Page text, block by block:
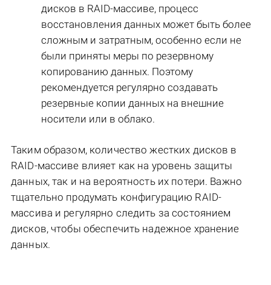
дисков в RAID-массиве, процесс
восстановления данных может быть более
сложным и затратным, особенно если не
были приняты меры по резервному
копированию данных. Поэтому
рекомендуется регулярно создавать
резервные копии данных на внешние
носители или в облако.
Таким образом, количество жестких дисков в
RAID-массиве влияет как на уровень защиты
данных, так и на вероятность их потери. Важно
тщательно продумать конфигурацию RAID-
массива и регулярно следить за состоянием
дисков, чтобы обеспечить надежное хранение
данных.